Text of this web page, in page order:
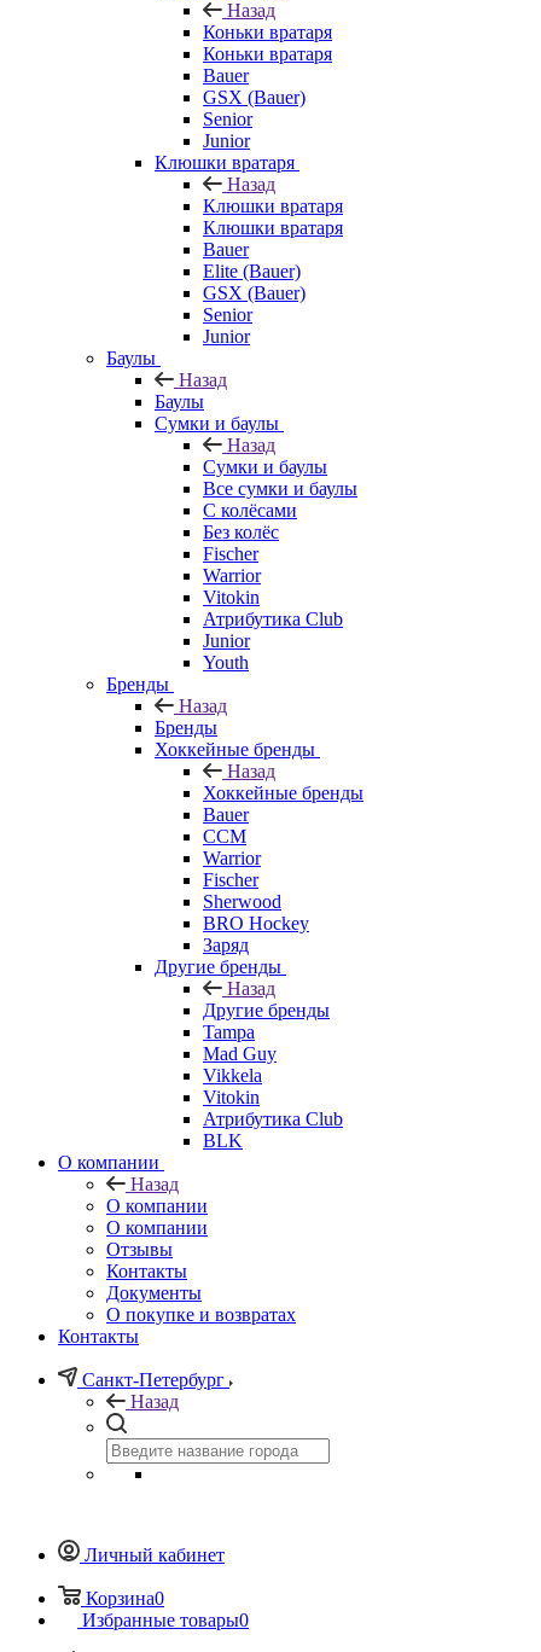
Назад
Коньки вратаря
Коньки вратаря
Bauer
GSX (Bauer)
Senior
Junior
Клюшки вратаря
Назад
Клюшки вратаря
Клюшки вратаря
Bauer
Elite (Bauer)
GSX (Bauer)
Senior
Junior
Баулы
Назад
Баулы
Сумки и баулы
Назад
Сумки и баулы
Все сумки и баулы
С колёсами
Без колёс
Fischer
Warrior
Vitokin
Атрибутика Club
Junior
Youth
Бренды
Назад
Бренды
Хоккейные бренды
Назад
Хоккейные бренды
Bauer
CCM
Warrior
Fischer
Sherwood
BRO Hockey
Заряд
Другие бренды
Назад
Другие бренды
Tampa
Mad Guy
Vikkela
Vitokin
Атрибутика Club
BLK
О компании
Назад
О компании
О компании
Отзывы
Контакты
Документы
О покупке и возвратах
Контакты
Санкт-Петербург
Назад
Личный кабинет
Корзина0
Избранные товары0